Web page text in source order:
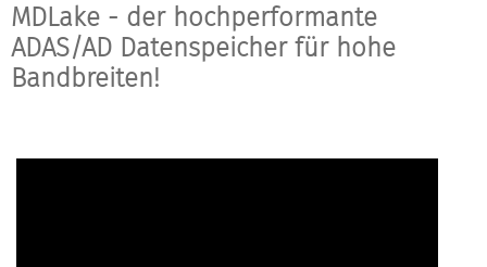
MDLake - der hochperformante
ADAS/AD Datenspeicher für hohe
Bandbreiten!